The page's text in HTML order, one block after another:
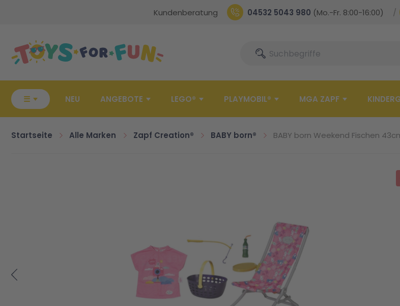
Kundenberatung 04532 5043 980 (Mo.-Fr. 8:00-16:00)
SucheSuche
☰ NEU ANGEBOTE LEGO® PLAYMOBIL® MGA ZAPF
Startseite Alle Marken Zapf Creation® BABY born® BABY born Weekend Fischen